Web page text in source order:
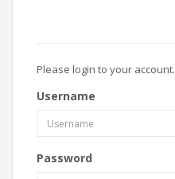
Please login to your account.
Username
Password